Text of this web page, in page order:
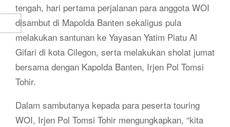
tengah, hari pertama perjalanan para anggota WOI
disambut di Mapolda Banten sekaligus pula
melakukan santunan ke Yayasan Yatim Piatu Al
Gifari di kota Cilegon, serta melakukan sholat jumat
bersama dengan Kapolda Banten, Irjen Pol Tomsi
Tohir.
Dalam sambutanya kepada para peserta touring
WOI, Irjen Pol Tomsi Tohir mengungkapkan, “kita